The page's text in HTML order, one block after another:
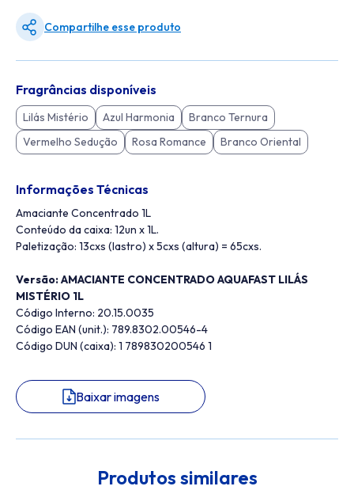
Compartilhe esse produto
Fragrâncias disponíveis
Lilás Mistério Azul Harmonia
Branco Ternura
Vermelho Sedução
Rosa Romance Branco Oriental
Informações Técnicas
Amaciante Concentrado 1L
Conteúdo da caixa: 12un x 1L.
Paletização: 13cxs (lastro) x 5cxs (altura) = 65cxs.
Versão: AMACIANTE CONCENTRADO AQUAFAST LILÁS
MISTÉRIO 1L
Código Interno: 20.15.0035
Código EAN (unit.): 789.8302.00546-4
Código DUN (caixa): 1 789830200546 1
Baixar imagens
Produtos similares